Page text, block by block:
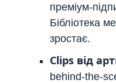
преміум-
Бібліотека
зростає.
Clips від
behind-the-